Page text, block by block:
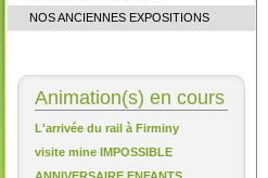
NOS ANCIENNES EXPOSITIONS
Animation(s) en cours
L'arrivée du rail à Firminy
visite mine IMPOSSIBLE